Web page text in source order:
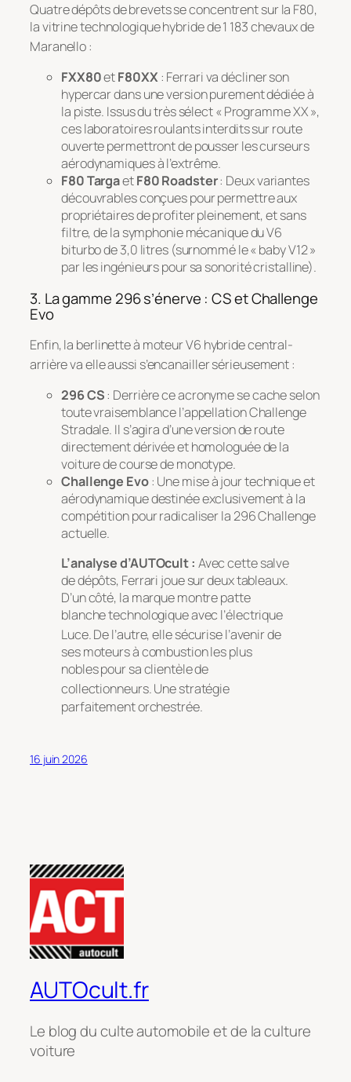
Quatre dépôts de brevets se concentrent sur la F80,
la vitrine technologique hybride de 1 183 chevaux de
Maranello:
FXX80etF80XX: Ferrari va décliner son
hypercar dans une version purement dédiée à
la piste. Issus du très sélect « Programme XX »,
ces laboratoires roulants interdits sur route
ouverte permettront de pousser les curseurs
aérodynamiques à l’extrême.
F80 TargaetF80 Roadster: Deux variantes
découvrables conçues pour permettre aux
propriétaires de profiter pleinement, et sans
filtre, de la symphonie mécanique du V6
biturbo de 3,0 litres (surnommé le « baby V12 »
par les ingénieurs pour sa sonorité cristalline).
3. La gamme 296 s’énerve : CS et Challenge
Evo
Enfin, la berlinette à moteur V6 hybride central-
arrière va elle aussi s’encanailler sérieusement:
296 CS: Derrière ce acronyme se cache selon
toute vraisemblance l’appellationChallenge
Stradale. Il s’agira d’une version de route
directement dérivée et homologuée de la
voiture de course de monotype.
Challenge Evo: Une mise à jour technique et
aérodynamique destinée exclusivement à la
compétition pour radicaliser la 296 Challenge
actuelle.
L’analyse d’AUTOcult : Avec cette salve
de dépôts, Ferrari joue sur deux tableaux.
D’un côté, la marque montre patte
blanche technologique avec l’électrique
Luce. De l’autre, elle sécurise l’avenir de
ses moteurs à combustion les plus
nobles pour sa clientèle de
collectionneurs. Une stratégie
parfaitement orchestrée.
16 juin 2026
AUTOcult.fr
Le blog du culte automobile et de la culture
voiture